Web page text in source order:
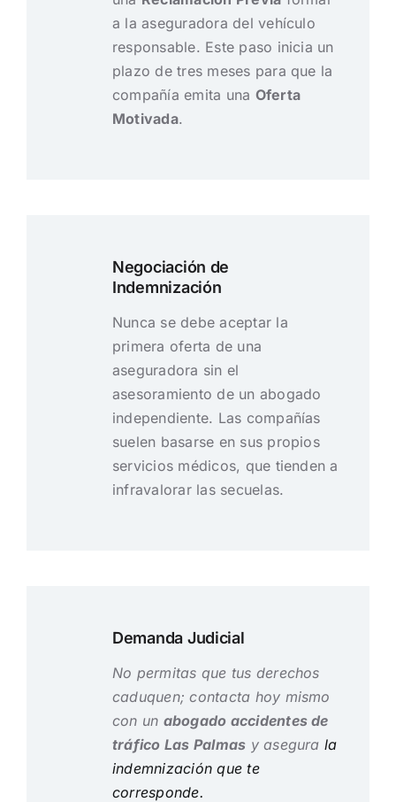
a la aseguradora del vehículo
responsable. Este paso inicia un
plazo de tres meses para que la
compañía emita una Oferta
Motivada.
Negociación de
Indemnización
Nunca se debe aceptar la
primera oferta de una
aseguradora sin el
asesoramiento de un abogado
independiente. Las compañías
suelen basarse en sus propios
servicios médicos, que tienden a
infravalorar las secuelas.
Demanda Judicial
No permitas que tus derechos
caduquen; contacta hoy mismo
con un abogado accidentes de
tráfico Las Palmas y asegura la
indemnización que te
corresponde.